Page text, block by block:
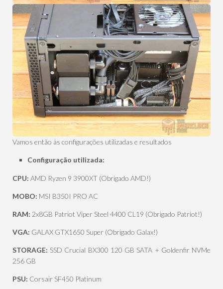
Vamos então às configurações utilizadas e resultados
Configuração utilizada:
CPU: AMD Ryzen 9 3900XT (Obrigado AMD!)
MOBO: MSI B350I PRO AC
RAM: 2x8GB Patriot Viper Steel 4400 CL19 (Obrigado Patriot!)
VGA: GALAX GTX1650 Super (Obrigado Galax!)
STORAGE: SSD Crucial BX300 120 GB SATA + Goldenfir NVMe
256 GB
PSU: Corsair SF450 Platinum